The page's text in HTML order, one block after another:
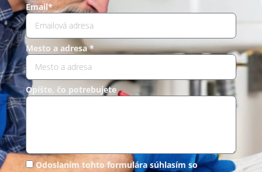
Email*
Mesto a adresa *
Opíšte, čo potrebujete
Odoslaním tohto formulára súhlasím so